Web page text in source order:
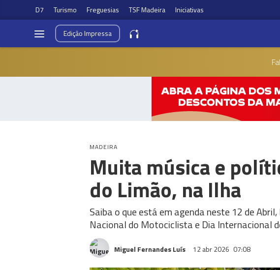
D7 Turismo Freguesias TSF Madeira Iniciativas
EdiçãoImpressa
MADEIRA
Muita música e
do Limão, na Ilha
Saiba o que está em agenda neste 12 de
Nacional do Motociclista e Dia Internacional
Miguel Fernandes Luís 12 abr 2026 07:08